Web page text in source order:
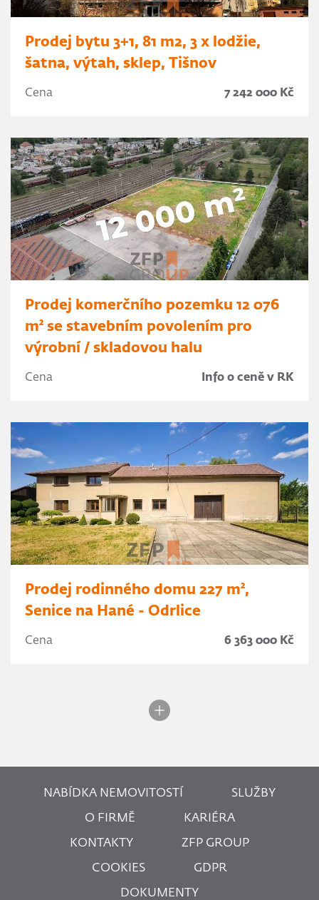
Prodej bytu 3+1, 81 m2, 3 x lodžie,
šatna, výtah, sklep, Tišnov
Cena 7 242 000 Kč
Prodej komerčního pozemku 12 076
m² se stavebním povolením pro
výrobní / skladovou halu
Cena Info o ceně v RK
Prodej rodinného domu 227 m²,
Senice na Hané - Odrlice
Cena 6 363 000 Kč
NABÍDKA NEMOVITOSTÍ SLUŽBY
O FIRMĚ KARIÉRA
KONTAKTY ZFP GROUP
COOKIES GDPR
DOKUMENTY